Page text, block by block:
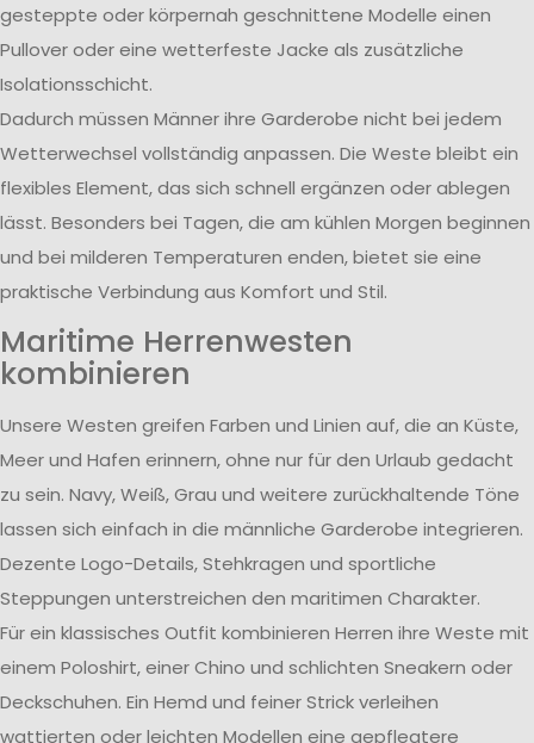
gesteppte oder körpernah geschnittene Modelle einen
Pullover oder eine wetterfeste Jacke als zusätzliche
Isolationsschicht.
Dadurch müssen Männer ihre Garderobe nicht bei jedem
Wetterwechsel vollständig anpassen. Die Weste bleibt ein
flexibles Element, das sich schnell ergänzen oder ablegen
lässt. Besonders bei Tagen, die am kühlen Morgen beginnen
und bei milderen Temperaturen enden, bietet sie eine
praktische Verbindung aus Komfort und Stil.
Maritime Herrenwesten
kombinieren
Unsere Westen greifen Farben und Linien auf, die an Küste,
Meer und Hafen erinnern, ohne nur für den Urlaub gedacht
zu sein. Navy, Weiß, Grau und weitere zurückhaltende Töne
lassen sich einfach in die männliche Garderobe integrieren.
Dezente Logo-Details, Stehkragen und sportliche
Steppungen unterstreichen den maritimen Charakter.
Für ein klassisches Outfit kombinieren Herren ihre Weste mit
einem Poloshirt, einer Chino und schlichten Sneakern oder
Deckschuhen. Ein Hemd und feiner Strick verleihen
wattierten oder leichten Modellen eine gepflegtere